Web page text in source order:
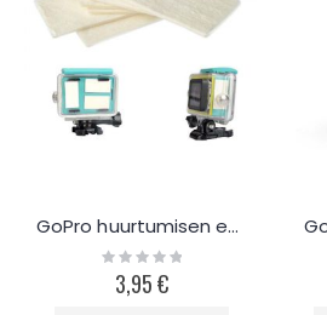
GoPro huurtumisen esto lätkät
Rating:
0%3,95 €